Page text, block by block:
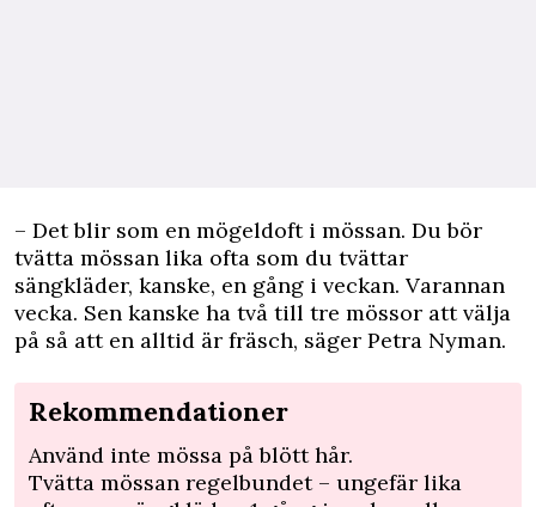
– Det blir som en mögeldoft i mössan. Du bör
tvätta mössan lika ofta som du tvättar
sängkläder, kanske, en gång i veckan. Varannan
vecka. Sen kanske ha två till tre mössor att välja
på så att en alltid är fräsch, säger Petra Nyman.
Rekommendationer
Använd inte mössa på blött hår.
Tvätta mössan regelbundet – ungefär lika